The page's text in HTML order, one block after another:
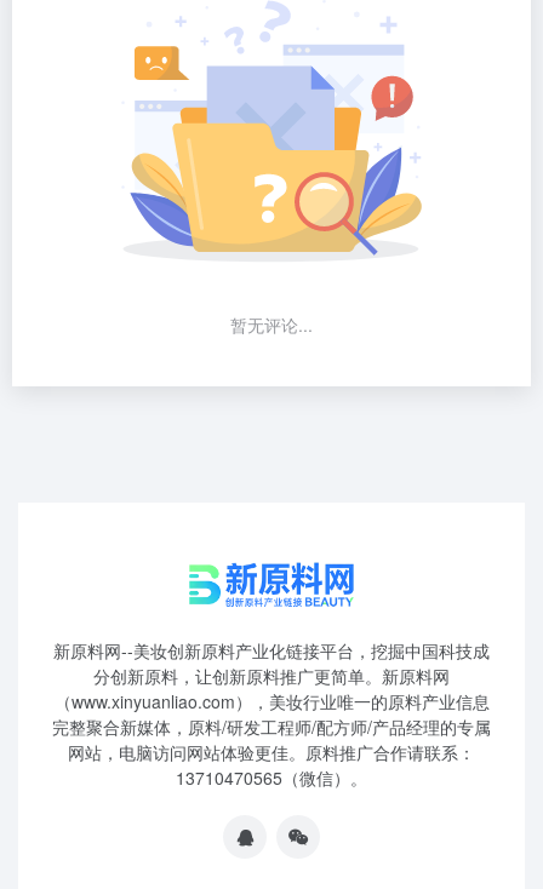
暂无评论...
新原料网--美妆创新原料产业化链接平台，挖掘中国科技成
分创新原料，让创新原料推广更简单。新原料网
（www.xinyuanliao.com），美妆行业唯一的原料产业信息
完整聚合新媒体，原料/研发工程师/配方师/产品经理的专属
网站，电脑访问网站体验更佳。原料推广合作请联系：
13710470565（微信）。